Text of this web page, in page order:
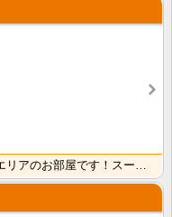
わんちゃんねこちゃんと暮らせる、愛宕エリアのお部屋です！スーパー・コンビニ徒歩圏の暮らしやすいエリア･･･